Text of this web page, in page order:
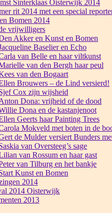
Sinterklaas Oisterwijk 2014
rit 2014 met een special
Bomen 2014
vrijwilligers
Akker en Kunst en Bomen
Baselier en Echo
van Belle en haar viltkunst
van den Bergh haar peul
van den Bogaart
Brouwers – de Lind versierd!
Cox zijn wijsheid
Dona: vrijheid of de dood
Dona en de kastanjenoot
Geerts haar Painting Trees
Mokveld met boten in de
de Mulder versiert Bunders
van Oversteeg’s sage
van Rossum en haar gast
van Tilburg en het bankje
Kunst en Bomen
2014
2014 Oisterwijk
2013